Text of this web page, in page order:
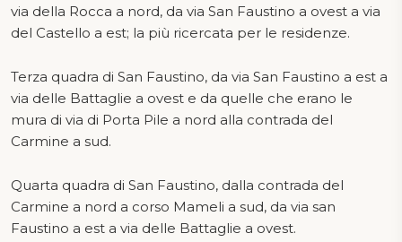
via della Rocca a nord, da via San Faustino a ovest a via
del Castello a est; la più ricercata per le residenze.
Terza quadra di San Faustino, da via San Faustino a est a
via delle Battaglie a ovest e da quelle che erano le
mura di via di Porta Pile a nord alla contrada del
Carmine a sud.
Quarta quadra di San Faustino, dalla contrada del
Carmine a nord a corso Mameli a sud, da via san
Faustino a est a via delle Battaglie a ovest.